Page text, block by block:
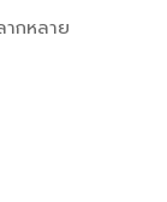
ากหลาย